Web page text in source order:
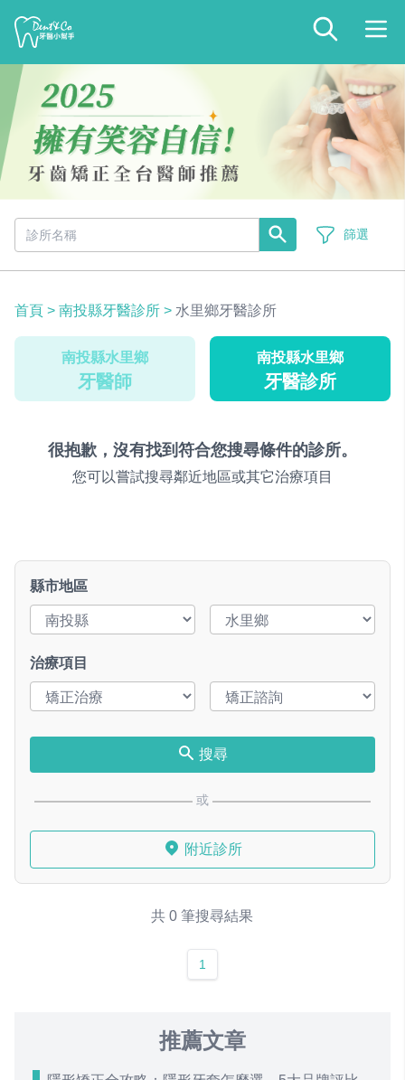
篩選
首頁 > 南投縣牙醫診所 > 水里鄉牙醫診所
南投縣水里鄉
牙醫師
南投縣水里鄉
牙醫診所
很抱歉，沒有找到符合您搜尋條件的診所。
您可以嘗試搜尋鄰近地區或其它治療項目
縣市地區
治療項目
搜尋
或
附近診所
共 0 筆搜尋結果
1
推薦文章